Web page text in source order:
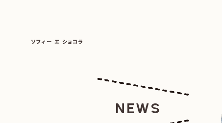
ソフィー エ ショコラ
||
NEWS